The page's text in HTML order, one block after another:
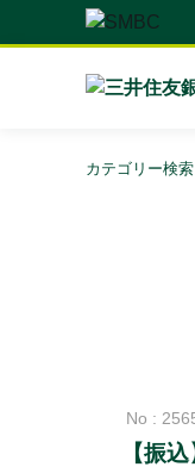
カテゴリー検索
No :
【振